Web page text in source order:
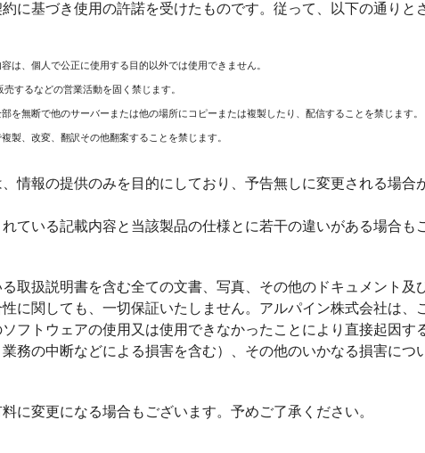
に基づき使用の許諾を受けたものです。従って、以下の通りと
は、個人で公正に使用する目的以外では使用できません。
するなどの営業活動を固く禁じます。
無断で他のサーバーまたは他の場所にコピーまたは複製したり、配信することを禁じます。
製、改変、翻訳その他翻案することを禁じます。
情報の提供のみを目的にしており、予告無しに変更される場合
ている記載内容と当該製品の仕様とに若干の違いがある場合も
取扱説明書を含む全ての文書、写真、その他のドキュメント及
に関しても、一切保証いたしません。アルパイン株式会社は、
フトウェアの使用又は使用できなかったことにより直接起因す
務の中断などによる損害を含む）、その他のいかなる損害につ
に変更になる場合もございます。予めご了承ください。